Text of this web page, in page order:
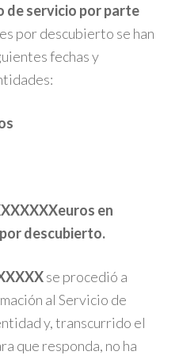
de servicio por parte
por descubierto se han
fechas y
en
descubierto.
se procedió a
al Servicio de
y, transcurrido el
que responda, no ha